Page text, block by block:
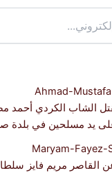
الكردي أحمد مصطفى
في بلدة صرين